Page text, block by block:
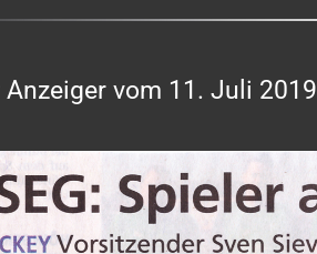
vom 11. Juli 2019